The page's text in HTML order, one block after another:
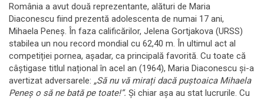
România a avut două reprezentante, alături de Maria
Diaconescu fiind prezentă adolescenta de numai 17 ani,
Mihaela Peneș. În faza calificărilor, Jelena Gortjakova (URSS)
stabilea un nou record mondial cu 62,40 m. În ultimul act al
competiției pornea, așadar, ca principală favorită. Cu toate că
câștigase titlul național în acel an (1964), Maria Diaconescu și-a
avertizat adversarele: „Să nu vă mirați dacă puștoaica Mihaela
Peneș o să ne bată pe toate!”. Și chiar așa au stat lucrurile. Cu